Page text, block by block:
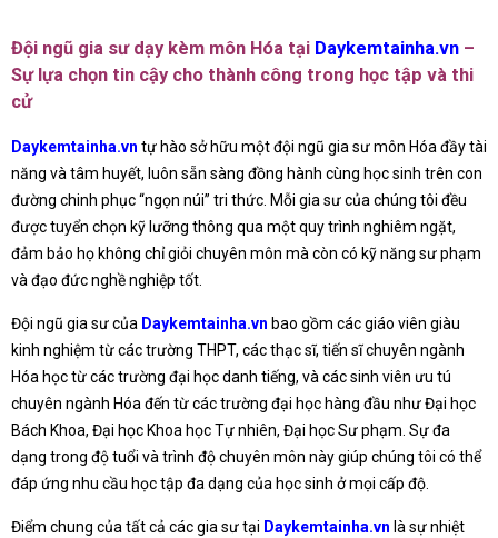
Đội ngũ gia sư dạy kèm môn Hóa tại Daykemtainha.vn –
Sự lựa chọn tin cậy cho thành công trong học tập và thi
cử
Daykemtainha.vn tự hào sở hữu một đội ngũ gia sư môn Hóa đầy tài
năng và tâm huyết, luôn sẵn sàng đồng hành cùng học sinh trên con
đường chinh phục “ngọn núi” tri thức. Mỗi gia sư của chúng tôi đều
được tuyển chọn kỹ lưỡng thông qua một quy trình nghiêm ngặt,
đảm bảo họ không chỉ giỏi chuyên môn mà còn có kỹ năng sư phạm
và đạo đức nghề nghiệp tốt.
Đội ngũ gia sư của Daykemtainha.vn bao gồm các giáo viên giàu
kinh nghiệm từ các trường THPT, các thạc sĩ, tiến sĩ chuyên ngành
Hóa học từ các trường đại học danh tiếng, và các sinh viên ưu tú
chuyên ngành Hóa đến từ các trường đại học hàng đầu như Đại học
Bách Khoa, Đại học Khoa học Tự nhiên, Đại học Sư phạm. Sự đa
dạng trong độ tuổi và trình độ chuyên môn này giúp chúng tôi có thể
đáp ứng nhu cầu học tập đa dạng của học sinh ở mọi cấp độ.
Điểm chung của tất cả các gia sư tại Daykemtainha.vn là sự nhiệt